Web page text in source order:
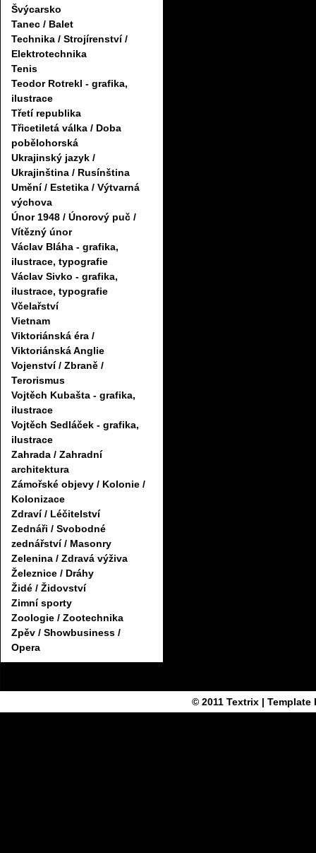
Švýcarsko
Tanec / Balet
Technika / Strojírenství /
Elektrotechnika
Tenis
Teodor Rotrekl - grafika,
ilustrace
Třetí republika
Třicetiletá válka / Doba
pobělohorská
Ukrajinský jazyk /
Ukrajinština / Rusínština
Umění / Estetika / Výtvarná
výchova
Únor 1948 / Únorový puč /
Vítězný únor
Václav Bláha - grafika,
ilustrace, typografie
Václav Sivko - grafika,
ilustrace, typografie
Včelařství
Vietnam
Viktoriánská éra /
Viktoriánská Anglie
Vojenství / Zbraně /
Terorismus
Vojtěch Kubašta - grafika,
ilustrace
Vojtěch Sedláček - grafika,
ilustrace
Zahrada / Zahradní
architektura
Zámořské objevy / Kolonie /
Kolonizace
Zdraví / Léčitelství
Zednáři / Svobodné
zednářství / Masonry
Zelenina / Zdravá výživa
Železnice / Dráhy
Židé / Židovství
Zimní sporty
Zoologie / Zootechnika
Zpěv / Showbusiness /
Opera
© 2011 Textrix| Template